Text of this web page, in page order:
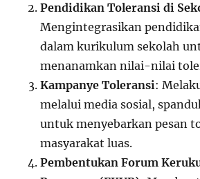
Pendidikan Toleransi di
Mengintegrasikan
dalam kurikulum sekolah
menanamkan nilai-nilai
Kampanye Toleransi:
melalui media sosial,
untuk menyebarkan pesan
masyarakat luas.
Pembentukan Forum